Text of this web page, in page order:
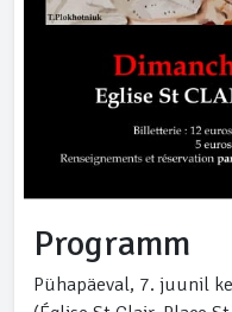
Programm
Pühapäeval, 7. juunil